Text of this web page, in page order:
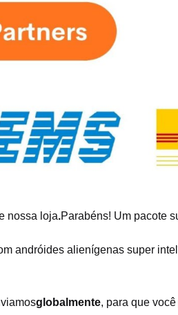
nossa loja.Parabéns! Um pacote
andróides alienígenas super
globalmente, para que